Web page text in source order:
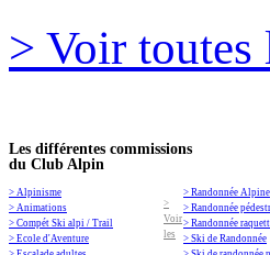
> Voir toutes
Les différentes commissions
du Club Alpin
> Alpinisme
> Animations
> Compét Ski alpi / Trail
> Ecole d'Aventure
> Randonnée Alpine
> Randonnée
> Randonnée
> Ski de Randonnée
>
Voir
les